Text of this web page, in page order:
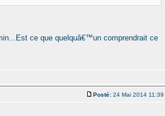
ce que quelquâ€™un comprendrait ce
Posté: 24 Mai 2014 11:39